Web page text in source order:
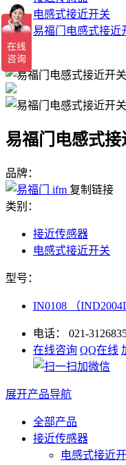
电感式接近开关
易福门电感式接
返回
易福门电感式接
品牌：
复制链接
类别：
接近传感器
电感式接近开关
型号：
IN0108 （
电话： 021-
在线咨询 QQ在线
展开产品导航
全部产品
接近传感器
电感式接近